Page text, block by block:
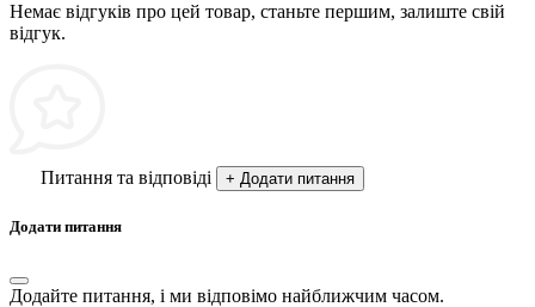
Немає відгуків про цей товар, станьте першим, залиште свій
відгук.
Питання та відповіді + Додати питання
Додати питання
Додайте питання, і ми відповімо найближчим часом.